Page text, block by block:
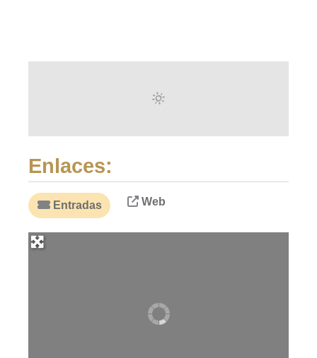
Enlaces:
Entradas Web